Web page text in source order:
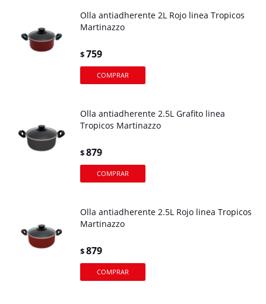
Olla antiadherente 2L Rojo linea Tropicos
Martinazzo
$759
Olla antiadherente 2.5L Grafito linea
Tropicos Martinazzo
$879
Olla antiadherente 2.5L Rojo linea Tropicos
Martinazzo
$879